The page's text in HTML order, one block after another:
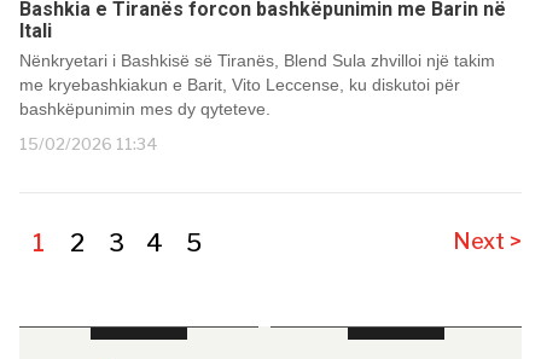
Bashkia e Tiranës forcon bashkëpunimin me Barin në
Itali
Nënkryetari i Bashkisë së Tiranës, Blend Sula zhvilloi një takim
me kryebashkiakun e Barit, Vito Leccense, ku diskutoi për
bashkëpunimin mes dy qyteteve.
15/02/2026 11:34
1 2 3 4 5 Next >